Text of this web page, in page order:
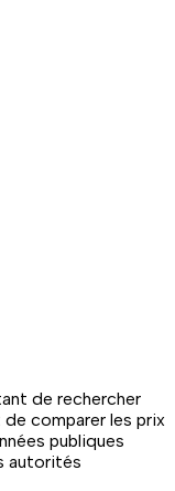
de rechercher
comparer les prix
publiques
autorités